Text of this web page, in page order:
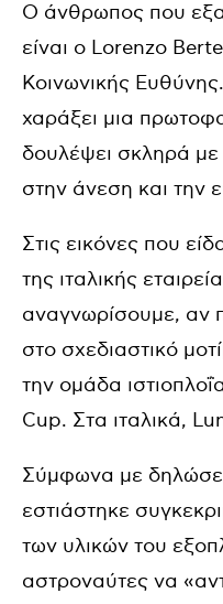
Ο άνθρωπος που
είναι ο Lorenzo
Κοινωνικής
χαράξει μια
δουλέψει σκληρά
στην άνεση και την
Στις εικόνες που
της ιταλικής
αναγνωρίσουμε, αν
στο σχεδιαστικό
την ομάδα
Cup. Στα ιταλικά,
Σύμφωνα με
εστιάστηκε
των υλικών του
αστροναύτες να